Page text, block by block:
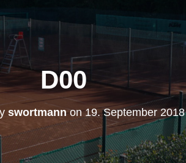
D00
swortmannon19. September 2018